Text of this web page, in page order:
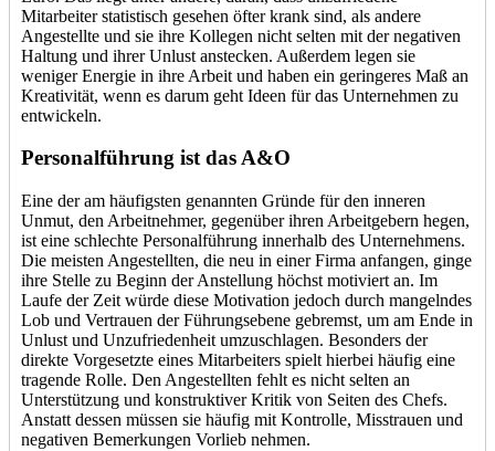
Mitarbeiter statistisch gesehen öfter krank sind, als andere
Angestellte und sie ihre Kollegen nicht selten mit der negativen
Haltung und ihrer Unlust anstecken. Außerdem legen sie
weniger Energie in ihre Arbeit und haben ein geringeres Maß an
Kreativität, wenn es darum geht Ideen für das Unternehmen zu
entwickeln.
Personalführung ist das A&O
Eine der am häufigsten genannten Gründe für den inneren
Unmut, den Arbeitnehmer, gegenüber ihren Arbeitgebern hegen,
ist eine schlechte Personalführung innerhalb des Unternehmens.
Die meisten Angestellten, die neu in einer Firma anfangen, ginge
ihre Stelle zu Beginn der Anstellung höchst motiviert an. Im
Laufe der Zeit würde diese Motivation jedoch durch mangelndes
Lob und Vertrauen der Führungsebene gebremst, um am Ende in
Unlust und Unzufriedenheit umzuschlagen. Besonders der
direkte Vorgesetzte eines Mitarbeiters spielt hierbei häufig eine
tragende Rolle. Den Angestellten fehlt es nicht selten an
Unterstützung und konstruktiver Kritik von Seiten des Chefs.
Anstatt dessen müssen sie häufig mit Kontrolle, Misstrauen und
negativen Bemerkungen Vorlieb nehmen.